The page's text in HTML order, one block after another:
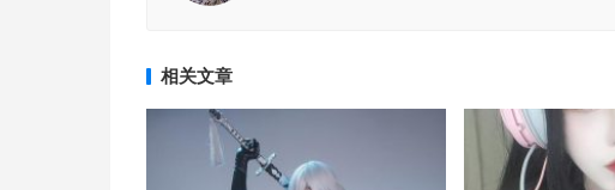
相关文章